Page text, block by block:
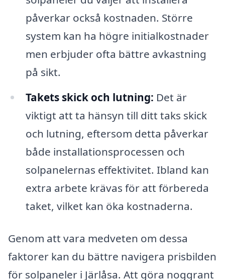
påverkar också kostnaden. Större
system kan ha högre initialkostnader
men erbjuder ofta bättre avkastning
på sikt.
Takets skick och lutning: Det är
viktigt att ta hänsyn till ditt taks skick
och lutning, eftersom detta påverkar
både installationsprocessen och
solpanelernas effektivitet. Ibland kan
extra arbete krävas för att förbereda
taket, vilket kan öka kostnaderna.
Genom att vara medveten om dessa
faktorer kan du bättre navigera prisbilden
för solpaneler i Järlåsa. Att göra noggrant